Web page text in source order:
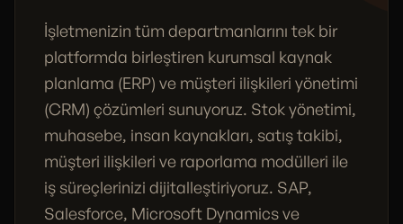
İşletmenizin tüm departmanlarını tek bir
platformda birleştiren kurumsal kaynak
planlama (ERP) ve müşteri ilişkileri yönetimi
(CRM) çözümleri sunuyoruz. Stok yönetimi,
muhasebe, insan kaynakları, satış takibi,
müşteri ilişkileri ve raporlama modülleri ile
iş süreçlerinizi dijitalleştiriyoruz. SAP,
Salesforce, Microsoft Dynamics ve